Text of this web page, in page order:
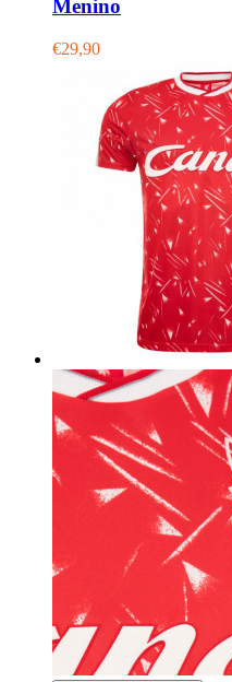
Menino
€29,90